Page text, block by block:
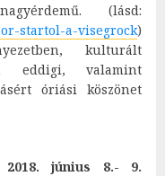
(lásd:
startol-a-visegrock)
kulturált
eddigi, valamint
óriási köszönet
június 8.- 9.